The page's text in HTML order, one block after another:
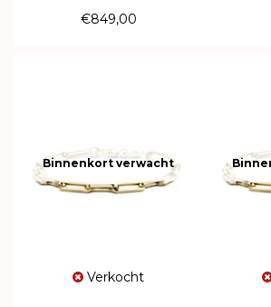
€849,00
Binnenkort verwacht
Verkocht